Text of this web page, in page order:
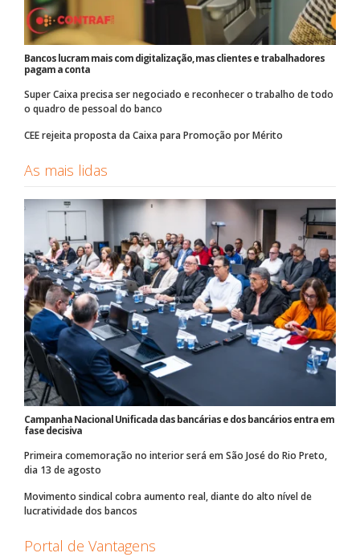
Bancos lucram mais com digitalização, mas clientes e trabalhadores
pagam a conta
Super Caixa precisa ser negociado e reconhecer o trabalho de todo
o quadro de pessoal do banco
CEE rejeita proposta da Caixa para Promoção por Mérito
As mais lidas
Campanha Nacional Unificada das bancárias e dos bancários entra em
fase decisiva
Primeira comemoração no interior será em São José do Rio Preto,
dia 13 de agosto
Movimento sindical cobra aumento real, diante do alto nível de
lucratividade dos bancos
Portal de Vantagens